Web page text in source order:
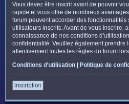
Vous devez être inscrit avant de pouvoir
rapide et vous offre de nombreux
forum peuvent accorder des
utilisateurs inscrits. Avant de vous inscrire,
connaissance de nos conditions
confidentialité. Veuillez également prendre
attentivement toutes les règles du forum
Conditions d’utilisation | Politique de
Inscription